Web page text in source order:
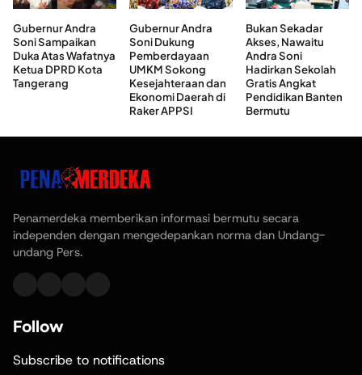
Gubernur Andra
Soni Sampaikan
Duka Atas Wafatnya
Ketua DPRD Kota
Tangerang
Gubernur Andra
Soni Dukung
Pemberdayaan
UMKM Sokong
Kesejahteraan dan
Ekonomi Daerah di
Raker APPSI
Bukan Sekadar
Akses, Nawaitu
Andra Soni
Hadirkan Sekolah
Gratis Angkat
Pendidikan Banten
Bermutu
Penamerdeka memberikan informasi bermutu secara
independen dengan mengedepankan norma dan Undang-
undang Pers.
Follow
Subscribe to notifications